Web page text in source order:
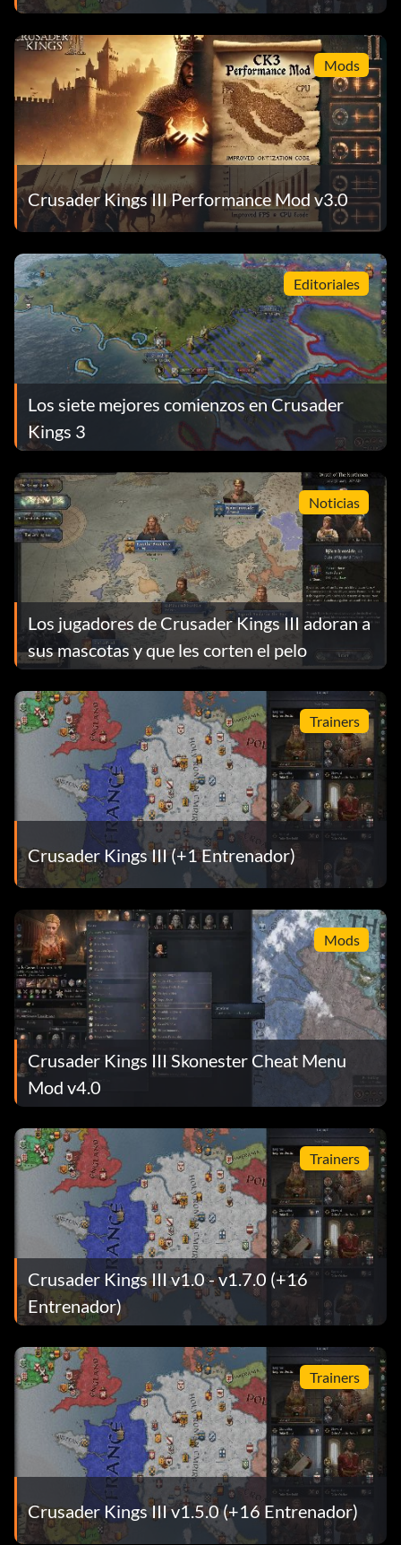
Mods
Crusader Kings III Performance Mod v3.0
Editoriales
Los siete mejores comienzos en Crusader
Kings 3
Noticias
Los jugadores de Crusader Kings III adoran a
sus mascotas y que les corten el pelo
Trainers
Crusader Kings III (+1 Entrenador)
Mods
Crusader Kings III Skonester Cheat Menu
Mod v4.0
Trainers
Crusader Kings III v1.0 - v1.7.0 (+16
Entrenador)
Trainers
Crusader Kings III v1.5.0 (+16 Entrenador)